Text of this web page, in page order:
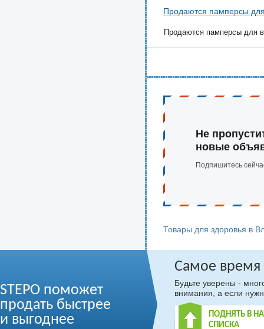
Продаются памперсы
Продаются памперсы для
Не
новые
Подпишитесь
Товары для здоровья в
STEPO поможет
продать быстрее
и выгоднее
Самое время
Будьте уверены -
внимания, а если
ПОДНЯТЬ В
СПИСКА